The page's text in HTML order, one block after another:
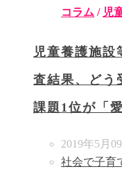
コラム / 児
児童養護施設
査結果、ど
課題1位が「
2019年5月
社会で子育